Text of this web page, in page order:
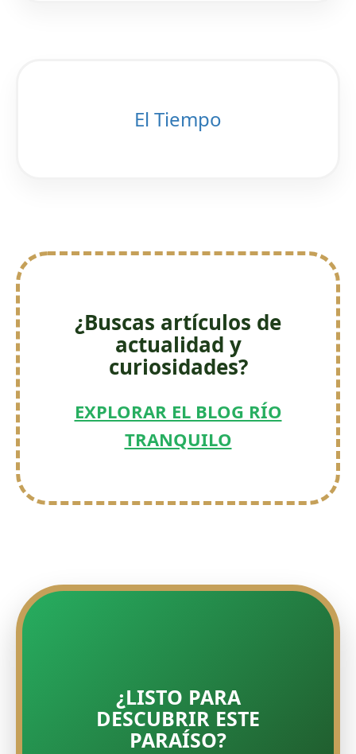
El Tiempo
¿Buscas artículos de
actualidad y
curiosidades?
EXPLORAR EL BLOG RÍO
TRANQUILO
¿LISTO PARA
DESCUBRIR ESTE
PARAÍSO?